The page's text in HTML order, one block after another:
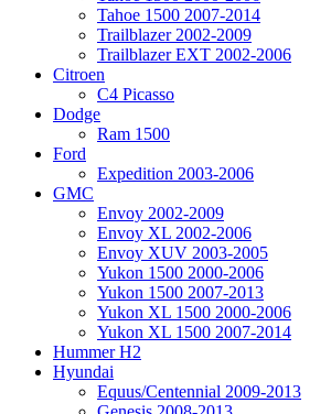
Tahoe 1500 2007-2014
Trailblazer 2002-2009
Trailblazer EXT 2002-2006
Citroen
C4 Picasso
Dodge
Ram 1500
Ford
Expedition 2003-2006
GMC
Envoy 2002-2009
Envoy XL 2002-2006
Envoy XUV 2003-2005
Yukon 1500 2000-2006
Yukon 1500 2007-2013
Yukon XL 1500 2000-2006
Yukon XL 1500 2007-2014
Hummer H2
Hyundai
Equus/Centennial 2009-2013